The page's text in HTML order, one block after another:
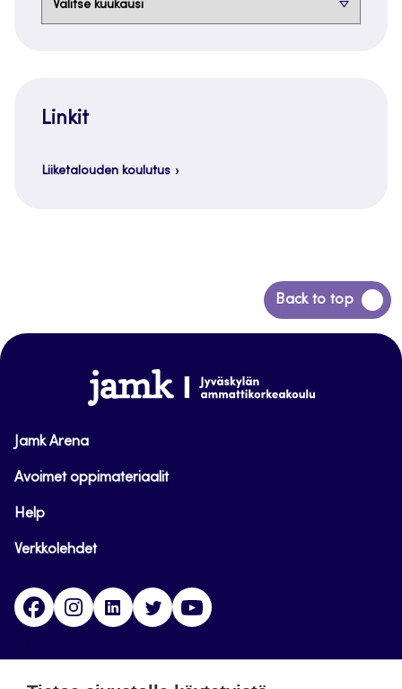
Linkit
Liiketalouden koulutus
Back to top
Siirry
takaisin
www.jamk.fi
Jamk Arena
Avoimet oppimateriaalit
Help
Verkkolehdet
FacebookInstagramLinkedinTwitter